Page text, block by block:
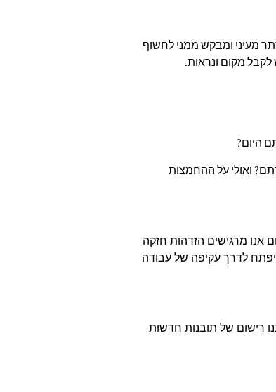
מעיני ומבקש ממני לחשוף
מקום ונראות.
היום?
ואולי על ההחמצות
אנו מרגישים הזדהות חזקה
לדרך עקיפה של עבודה
רישום של תובנות חדשות